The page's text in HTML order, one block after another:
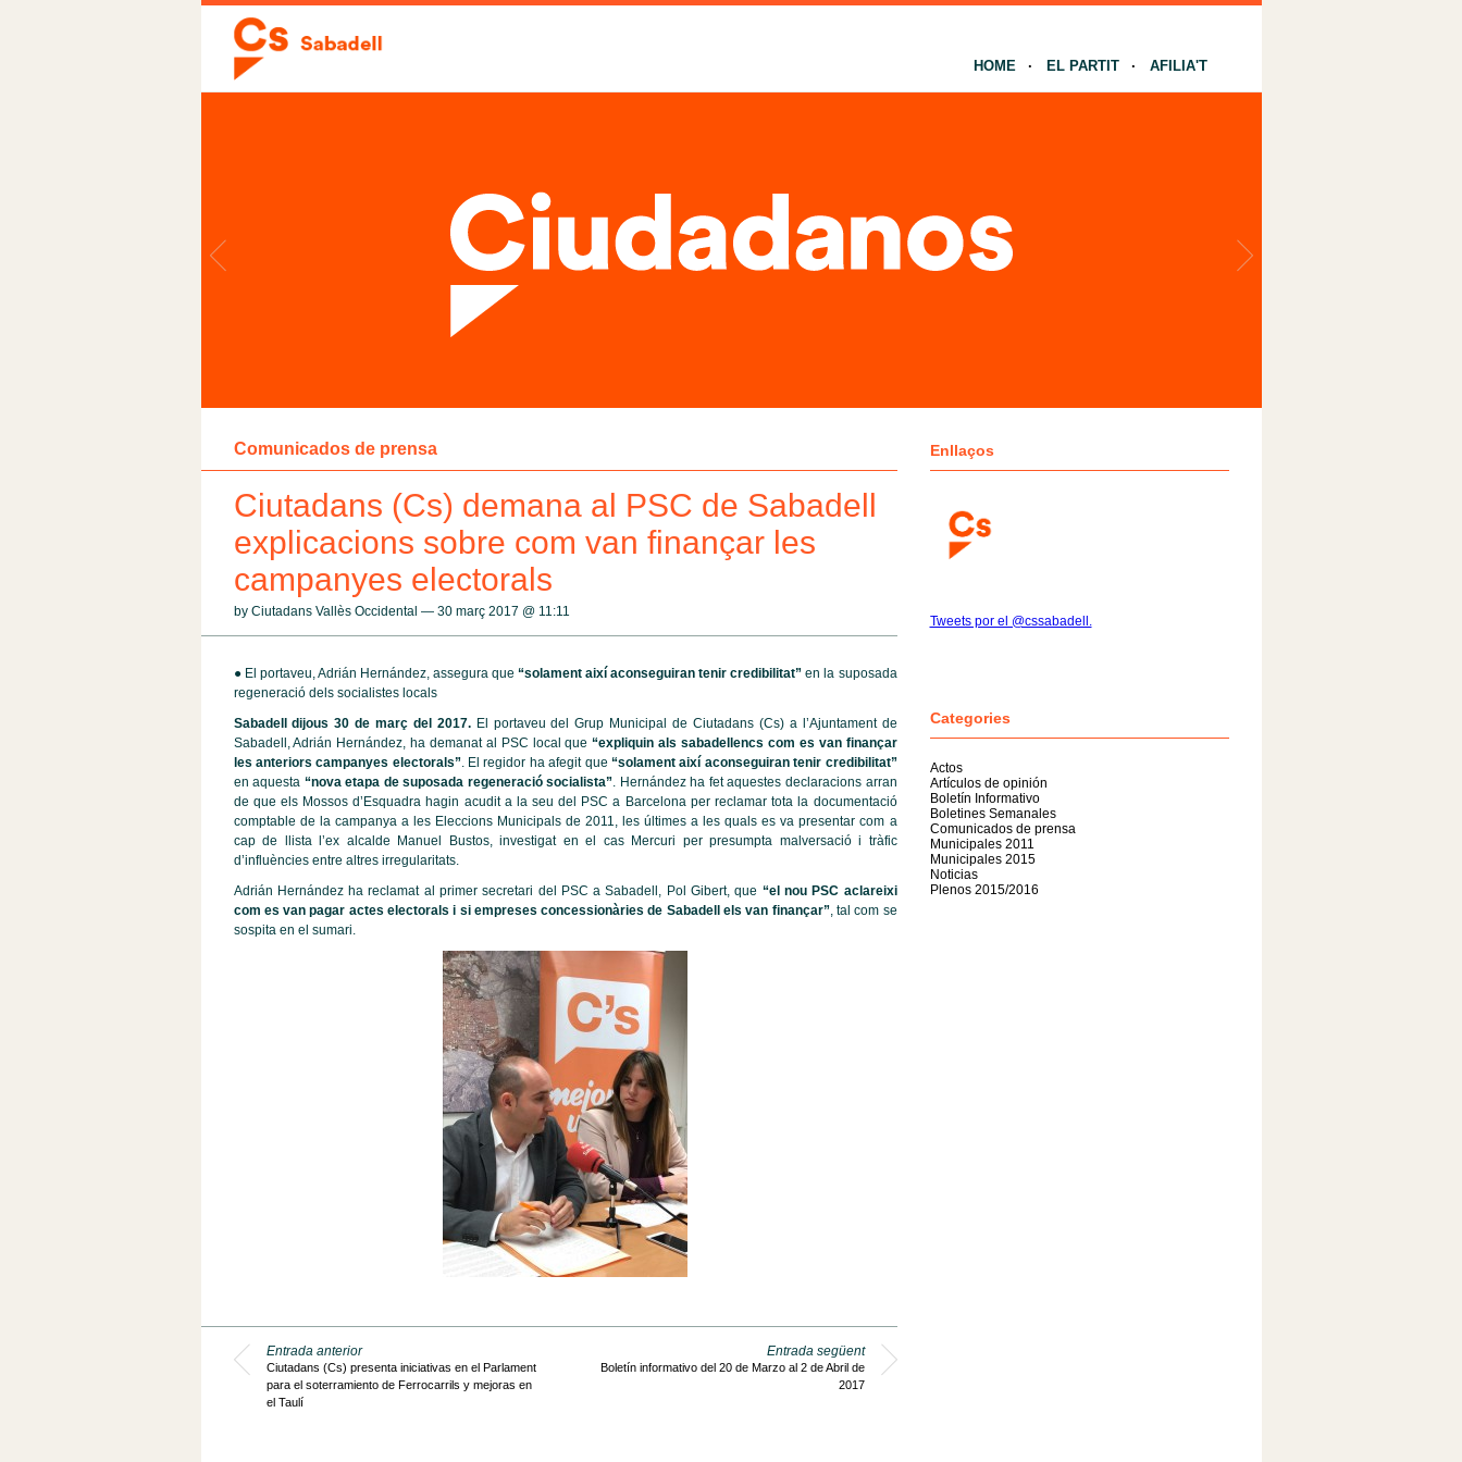
HOME EL PARTIT AFILIA'T
Comunicados de prensa
Ciutadans (Cs) demana al PSC de Sabadell
explicacions sobre com van finançar les
campanyes electorals
by Ciutadans Vallès Occidental — 30 març 2017 @ 11:11
● El portaveu, Adrián Hernández, assegura que“solament així aconseguiran tenir credibilitat” en la suposada
regeneració dels socialistes locals
Sabadell dijous 30 de març del 2017.El portaveu del Grup Municipal de Ciutadans (Cs) a l’Ajuntament de
Sabadell, Adrián Hernández, ha demanat al PSC local que“expliquin als sabadellencs com es van finançar
les anteriors campanyes electorals”. El regidor ha afegit que “solament així aconseguiran tenir credibilitat”
en aquesta “nova etapa de suposada regeneració socialista”. Hernández ha fet aquestes declaracions arran
de que els Mossos d’Esquadra hagin acudit a la seu del PSC a Barcelona per reclamar tota la documentació
comptable de la campanya a les Eleccions Municipals de 2011, les últimes a les quals es va presentar com a
cap de llista l’ex alcalde Manuel Bustos, investigat en el cas Mercuri per presumpta malversació i tràfic
d’influències entre altres irregularitats.
Adrián Hernández ha reclamat al primer secretari del PSC a Sabadell, Pol Gibert, que “el nou PSC aclareixi
com es van pagar actes electorals i si empreses concessionàries de Sabadell els van finançar”, tal com se
sospita en el sumari.
Entrada anterior
Ciutadans (Cs) presenta iniciativas en el Parlament
para el soterramiento de Ferrocarrils y mejoras en
el Taulí
Entrada següent
Boletín informativo del 20 de Marzo al 2 de Abril de
2017
Enllaços
Tweets por el @cssabadell.
Categories
Actos
Artículos de opinión
Boletín Informativo
Boletines Semanales
Comunicados de prensa
Municipales 2011
Municipales 2015
Noticias
Plenos 2015/2016